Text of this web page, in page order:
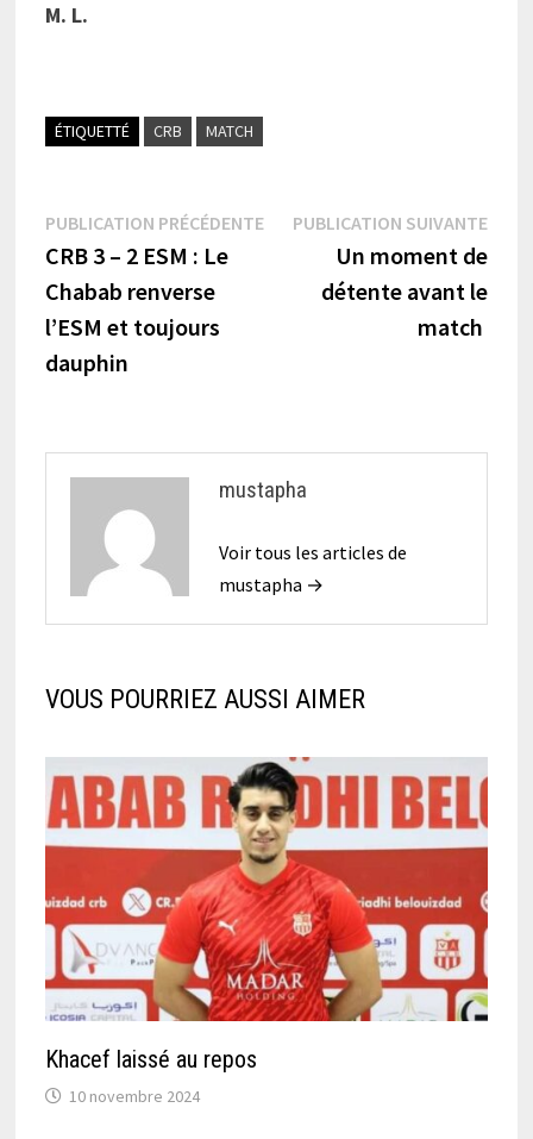
M. L.
ÉTIQUETTÉ CRB MATCH
Navigation
de
l’article
PUBLICATION PRÉCÉDENTEPublication
précédente :
CRB 3 – 2 ESM : Le
Chabab renverse
l’ESM et toujours
dauphin
PUBLICATION SUIVANTE
Un moment de
détente avant le
match
mustapha
Voir tous les articles de
mustapha →
VOUS POURRIEZ AUSSI AIMER
Khacef laissé au repos
10 novembre 2024